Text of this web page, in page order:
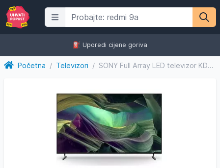
⛽️ Uporedi cijene goriva
Početna / Televizori / SONY Full Array LED televizor KD55X85LAEP, 4K Ultra HD, Smar...